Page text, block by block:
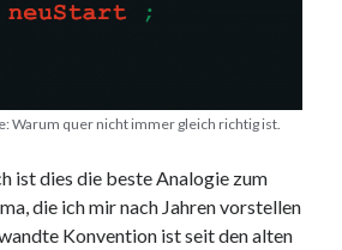
Warum quer nicht immer gleich richtig ist.
ist dies die beste Analogie zum
die ich mir nach Jahren vorstellen
Konvention ist seit den alten